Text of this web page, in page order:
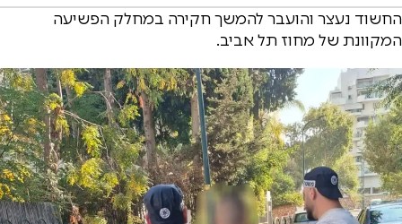
החשוד נעצר והועבר להמשך חקירה במחלק הפשיעה
המקוונת של מחוז תל אביב.